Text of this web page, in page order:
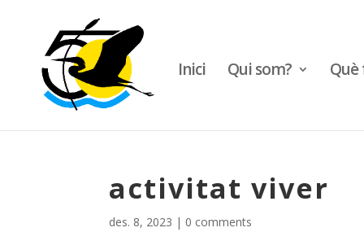
Inici Qui som? Què
activitat viver
des. 8, 2023 | 0 comments